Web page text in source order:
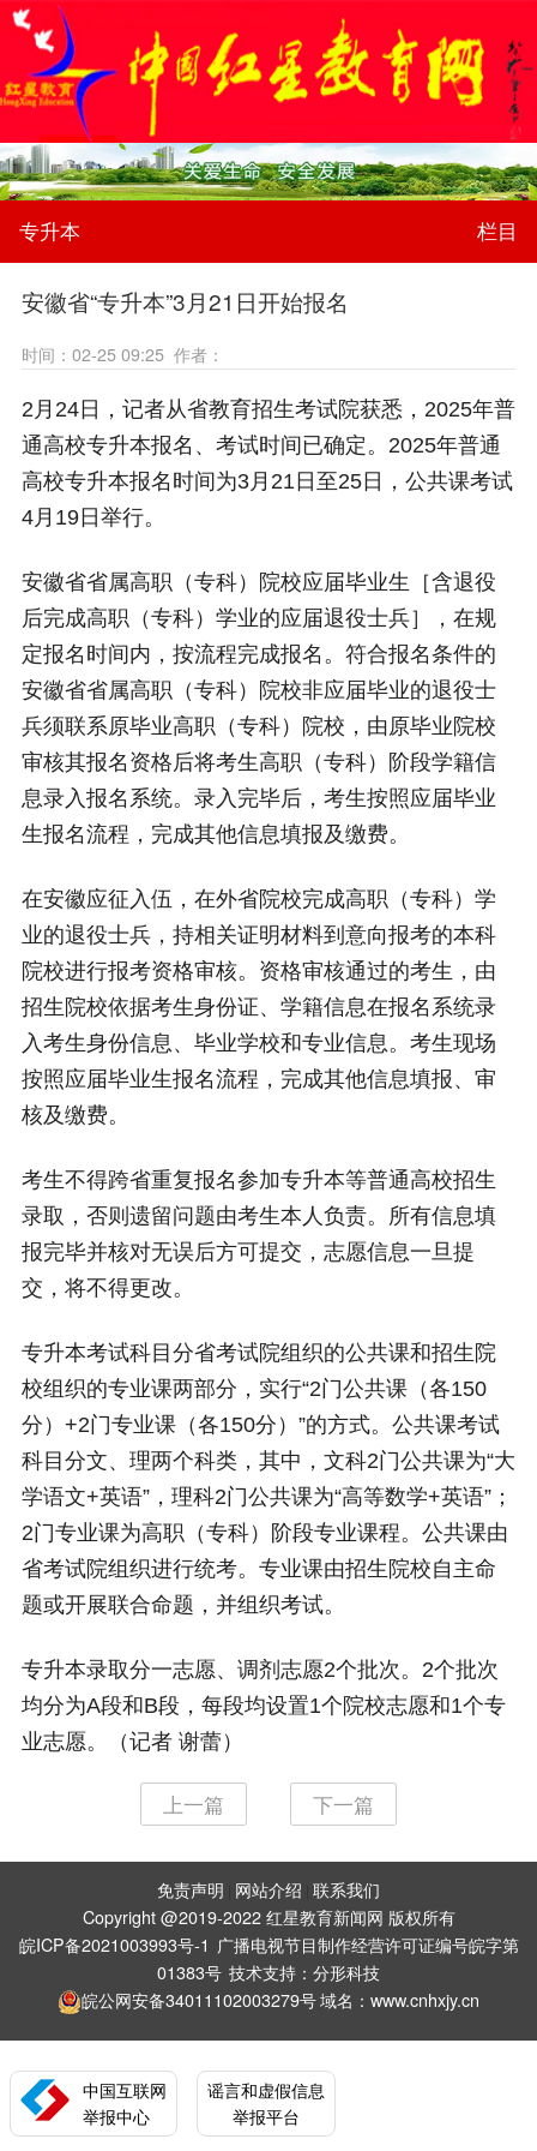
专升本 栏目
安徽省“专升本”3月21日开始报名
时间：02-25 09:25 作者：
2月24日，记者从省教育招生考试院获悉，2025年普
通高校专升本报名、考试时间已确定。2025年普通
高校专升本报名时间为3月21日至25日，公共课考试
4月19日举行。
安徽省省属高职（专科）院校应届毕业生［含退役
后完成高职（专科）学业的应届退役士兵］，在规
定报名时间内，按流程完成报名。符合报名条件的
安徽省省属高职（专科）院校非应届毕业的退役士
兵须联系原毕业高职（专科）院校，由原毕业院校
审核其报名资格后将考生高职（专科）阶段学籍信
息录入报名系统。录入完毕后，考生按照应届毕业
生报名流程，完成其他信息填报及缴费。
在安徽应征入伍，在外省院校完成高职（专科）学
业的退役士兵，持相关证明材料到意向报考的本科
院校进行报考资格审核。资格审核通过的考生，由
招生院校依据考生身份证、学籍信息在报名系统录
入考生身份信息、毕业学校和专业信息。考生现场
按照应届毕业生报名流程，完成其他信息填报、审
核及缴费。
考生不得跨省重复报名参加专升本等普通高校招生
录取，否则遗留问题由考生本人负责。所有信息填
报完毕并核对无误后方可提交，志愿信息一旦提
交，将不得更改。
专升本考试科目分省考试院组织的公共课和招生院
校组织的专业课两部分，实行“2门公共课（各150
分）+2门专业课（各150分）”的方式。公共课考试
科目分文、理两个科类，其中，文科2门公共课为“大
学语文+英语”，理科2门公共课为“高等数学+英语”；
2门专业课为高职（专科）阶段专业课程。公共课由
省考试院组织进行统考。专业课由招生院校自主命
题或开展联合命题，并组织考试。
专升本录取分一志愿、调剂志愿2个批次。2个批次
均分为A段和B段，每段均设置1个院校志愿和1个专
业志愿。（记者 谢蕾）
上一篇 下一篇
免责声明 网站介绍 联系我们
Copyright @2019-2022 红星教育新闻网 版权所有
皖ICP备2021003993号-1 广播电视节目制作经营许可证编号皖字第
01383号 技术支持： 分形科技
皖公网安备34011102003279号域名：www.cnhxjy.cn
中国互联网
举报中心
谣言和虚假信息
举报平台